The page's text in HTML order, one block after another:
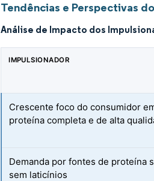
Tendências e Perspectivas
Análise de Impacto dos
IMPULSIONADOR
Crescente foco do consumidor
proteína completa e de alta
Demanda por fontes de proteína
sem laticínios